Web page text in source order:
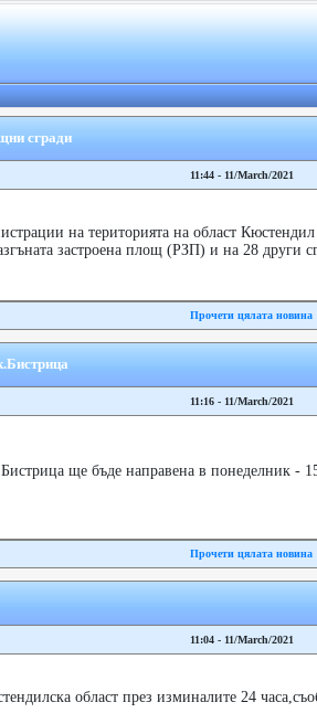
сгради
11:44 - 11/March/2021
на територията на област
застроена площ (РЗП) и на 28 други
Прочети цялата новина
11:16 - 11/March/2021
ще бъде направена в понеделник -
Прочети цялата новина
11:04 - 11/March/2021
област през изминалите 24